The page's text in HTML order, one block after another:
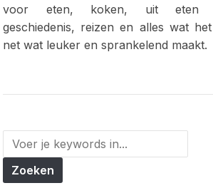
voor eten, koken, uit eten
geschiedenis, reizen en alles wat
net wat leuker en sprankelend maakt.